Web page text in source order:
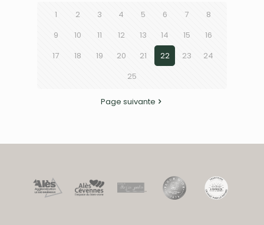
1 2 3 4 5 6 7
8
9
10 11 12 13 14 15
16
17
18 19 20 21 22 23
24
25
Page suivante